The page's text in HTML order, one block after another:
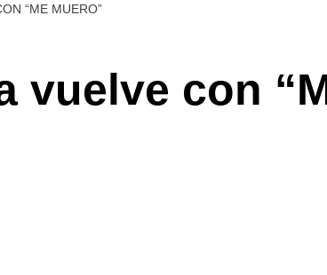
“ME MUERO”
vuelve con